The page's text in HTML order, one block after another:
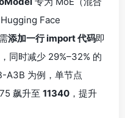
Face
添加一行 import 代码即
同时减少 29%–32% 的
A3B 为例，单节点
飙升至 11340 ，提升